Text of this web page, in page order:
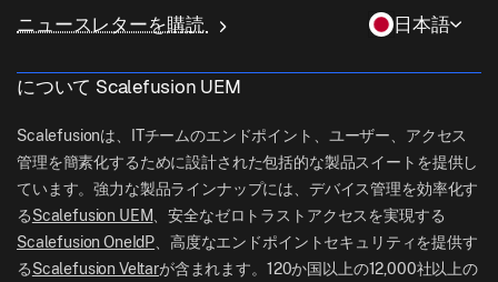
遠隔操作
小売
ロジスティクス
ヘルプドキュメント
ブログ
ニュースルーム
Careers
sales[at]scalefusion.com
UK: +44-7520-641664
NZ: +64-9-888-4315
India: +91-63694-45500
ニュースレターを購読 日本語
について Scalefusion UEM
Scalefusionは、ITチームのエンドポイント、ユーザー、アクセス
管理を簡素化するために設計された包括的な製品スイートを提供し
ています。強力な製品ラインナップには、デバイス管理を効率化す
るScalefusion UEM 、安全なゼロトラストアクセスを実現する
Scalefusion OneIdP 、高度なエンドポイントセキュリティを提供す
るScalefusion Veltarが含まれます。120か国以上の12,000社以上の